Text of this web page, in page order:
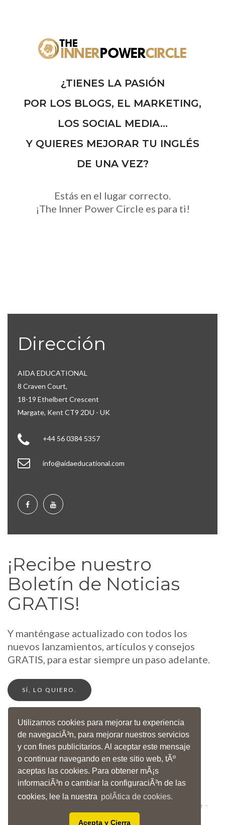
Utilizamos cookies para mejorar tu experiencia
de navegaciÃ³n, para mejorar nuestros servicios
y con fines publicitarios. Al aceptar este mensaje
o continuar navegando en este sitio web, tÃº
aceptas las cookies. Para obtener mÃ¡s
informaciÃ³n o cambiar la configuraciÃ³n de las
cookies, lee la nuestra polÃ­tica de cookies.
Acepta y Cierra
¿TIENES LA PASIÓN
POR LOS BLOGS, EL MARKETING,
LOS SOCIAL MEDIA...
Y QUIERES MEJORAR TU INGLÉS
DE UNA VEZ?
Estás en el lugar correcto.
¡The Inner Power Circle es para ti!
Dirección
AIDA EDUCATIONAL
8 Craven Court,
18-19 Ethelbert Crescent
Margate, Kent CT9 2DU - UK
+44 56 0384 5357
info@aidaeducational.com
¡Recibe nuestro
Boletín de Noticias
GRATIS!
Y manténgase actualizado con todos los
nuevos lanzamientos, artículos y consejos
GRATIS, para estar siempre un paso adelante.
SÍ, LO QUIERO.
IDIOMAS ENGLISH ESPAÑOL
©1998- 2026
AIDA EDUCATIONAL All Rights Reserved
Terms of Use and Service -
Cookie Policy-